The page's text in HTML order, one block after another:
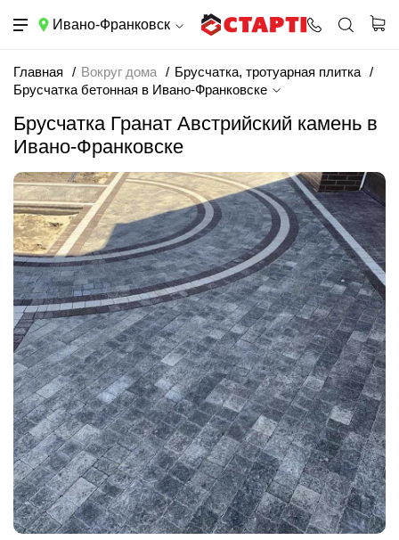
Ивано-Франковск
Главная Вокруг дома
Брусчатка, тротуарная плитка
Брусчатка бетонная в Ивано-Франковске
Брусчатка Гранат Австрийский камень в
Ивано-Франковске